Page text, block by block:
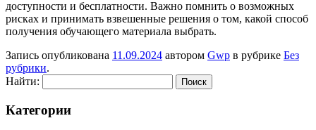
доступности и бесплатности. Важно помнить о возможных
рисках и принимать взвешенные решения о том, какой способ
получения обучающего материала выбрать.
Запись опубликована 11.09.2024 автором Gwp в рубрике Без
рубрики.
Найти:
Категории